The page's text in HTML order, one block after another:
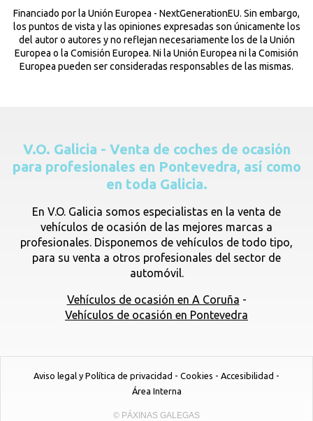
Financiado por la Unión Europea - NextGenerationEU. Sin embargo,
los puntos de vista y las opiniones expresadas son únicamente los
del autor o autores y no reflejan necesariamente los de la Unión
Europea o la Comisión Europea. Ni la Unión Europea ni la Comisión
Europea pueden ser consideradas responsables de las mismas.
V.O. Galicia - Venta de coches de ocasión
para profesionales en Pontevedra, así como
en toda Galicia.
En V.O. Galicia somos especialistas en la venta de
vehículos de ocasión de las mejores marcas a
profesionales. Disponemos de vehículos de todo tipo,
para su venta a otros profesionales del sector de
automóvil.
Vehículos de ocasión en A Coruña -
Vehículos de ocasión en Pontevedra
Aviso legal y Política de privacidad - Cookies - Accesibilidad -
Área Interna
© PÁXINAS GALEGAS